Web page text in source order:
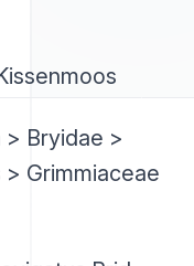
> Bryidae >
Grimmiaceae